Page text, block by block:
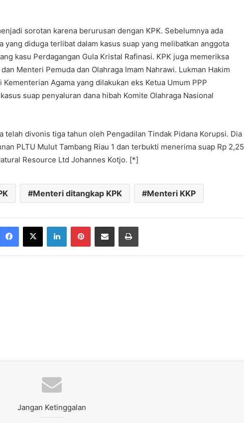
sorotan karena berurusan dengan KPK. Sebelumnya ada
yang diduga terlibat dalam kasus suap yang melibatkan anggota
kasu Perdagangan Gula Kristal Rafinasi. KPK juga memeriksa
Menteri Pemuda dan Olahraga Imam Nahrawi. Lukman Hakim
Agama yang dilakukan eks Ketua Umum PPP
suap penyaluran dana hibah Komite Olahraga Nasional
telah divonis tiga tahun oleh Pengadilan Tindak Pidana Korupsi. Dia
PLTU Mulut Tambang Riau 1 dan terbukti menerima suap Rp 2,25
Resource Ltd Johannes Kotjo. [*]
Menteri ditangkap KPK Menteri KKP
Facebook
X LinkedInPinterestShare via Email Print
Jangan Ketinggalan